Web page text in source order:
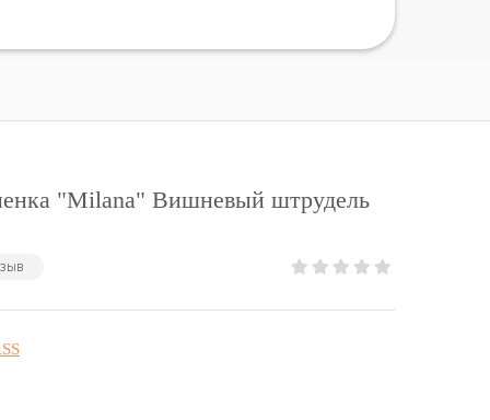
"Milana" Вишневый штрудель